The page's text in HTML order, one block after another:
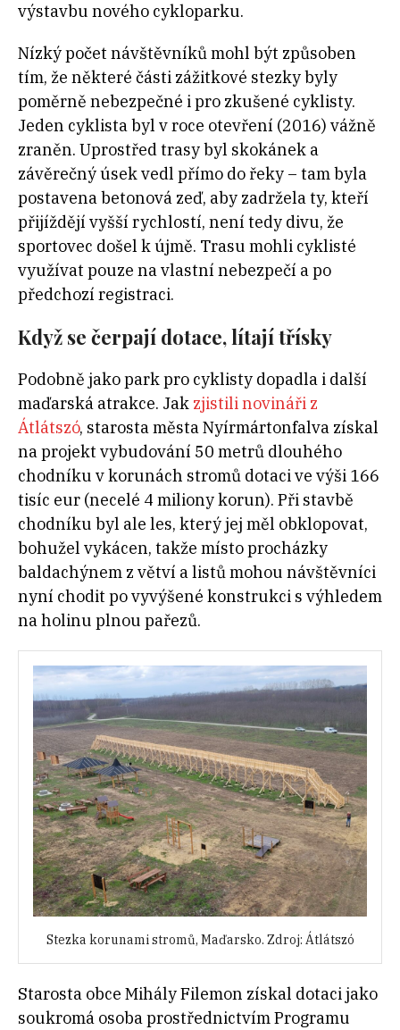
výstavbu nového cykloparku.
Nízký počet návštěvníků mohl být způsoben
tím, že některé části zážitkové stezky byly
poměrně nebezpečné i pro zkušené cyklisty.
Jeden cyklista byl v roce otevření (2016) vážně
zraněn. Uprostřed trasy byl skokánek a
závěrečný úsek vedl přímo do řeky – tam byla
postavena betonová zeď, aby zadržela ty, kteří
přijíždějí vyšší rychlostí, není tedy divu, že
sportovec došel k újmě. Trasu mohli cyklisté
využívat pouze na vlastní nebezpečí a po
předchozí registraci.
Když se čerpají dotace, lítají třísky
Podobně jako park pro cyklisty dopadla i další
maďarská atrakce. Jak zjistili novináři z
Átlátszó, starosta města Nyírmártonfalva získal
na projekt vybudování 50 metrů dlouhého
chodníku v korunách stromů dotaci ve výši 166
tisíc eur (necelé 4 miliony korun). Při stavbě
chodníku byl ale les, který jej měl obklopovat,
bohužel vykácen, takže místo procházky
baldachýnem z větví a listů mohou návštěvníci
nyní chodit po vyvýšené konstrukci s výhledem
na holinu plnou pařezů.
Stezka korunami stromů, Maďarsko. Zdroj: Átlátszó
Starosta obce Mihály Filemon získal dotaci jako
soukromá osoba prostřednictvím Programu